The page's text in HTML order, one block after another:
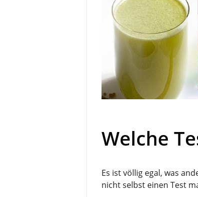
Welche
Es ist völlig egal, was
nicht selbst einen Test